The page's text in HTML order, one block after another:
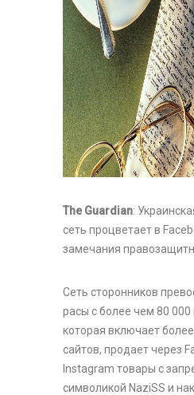
The Guardian:
сеть процветает в
замечания
Сеть сторонников
расы с более чем 80 000
которая включает
сайтов, продает через
Instagram товары с
символикой NaziSS и